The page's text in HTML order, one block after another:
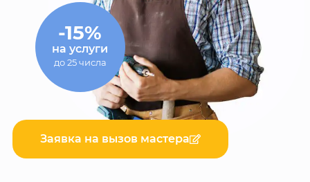
Заявка на вызов мастера
-15%
на услуги
до 25 числа